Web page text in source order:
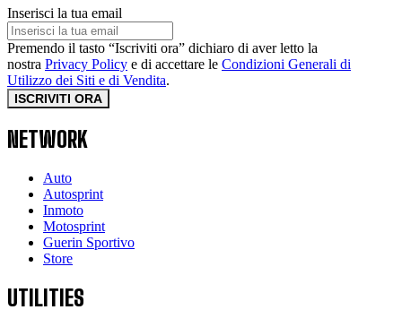
Inserisci la tua email
Premendo il tasto “Iscriviti ora” dichiaro di aver letto la
nostra Privacy Policy e di accettare le Condizioni Generali di
Utilizzo dei Siti e di Vendita.
ISCRIVITI ORA
NETWORK
Auto
Autosprint
Inmoto
Motosprint
Guerin Sportivo
Store
UTILITIES